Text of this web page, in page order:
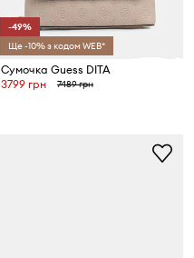
-49%
Ще -10% з кодом WEB*
Сумочка Guess DITA
3799 грн
7489 грн